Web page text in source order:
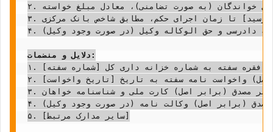
۲. صدور قرار تامین خواسته از کلیه اموال و دارایی های منقول و غیرمنقول خواندگان (به صورت تضامنی)، معادل مبلغ خواسته.
۳. مطالبه خسارت تاخیر تادیه از تاریخ سررسید سفته [تاریخ سررسید] تا زمان اجرای حکم، مطابق شاخص بانک مرکزی.
۴. مطالبه کلیه خسارات دادرسی، شامل هزینه های واخواست، هزینه دادرسی و حق الوکاله وکیل (در صورت وجود وکیل).
دلایل و منضمات:
۱. تصویر مصدق (برابر اصل) یک فقره سفته به شماره خزانه داری کل [شماره سفته].
۲. تصویر مصدق (برابر اصل) واخواست نامه سفته به تاریخ [تاریخ واخواست].
۳. تصویر مصدق (برابر اصل) کارت ملی و شناسنامه خواهان.
۴. تصویر مصدق (برابر اصل) وکالت نامه (در صورت وجود وکیل).
۵. [سایر مدارک مرتبط]